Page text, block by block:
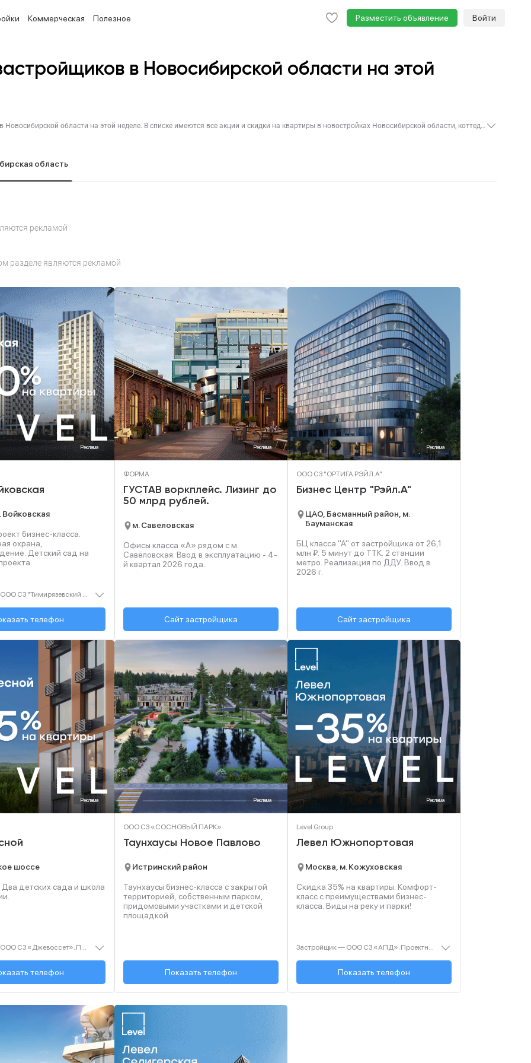
Коммерческая Полезное Разместить объявление Войти
в Новосибирской области на этой
На этой странице подобраны лучшие предложения от застройщиков Новосибирской области на этой неделе. В списке имеются все акции и скидки на квартиры в новостройках Новосибирской области, коттеджи, апартаменты и таунхаусы. Рекомендуем обратить внимание на специальные оранжевые триггеры, которые подчеркивают основные преимущества новостройки, например праздничные или сезонные акции, подарки, выгодную локацию. Если у вас возникли сложности при поиске объекта, звоните или закажите звонок, и мы совершенно бесплатно проконсультируем вас по выбору жилого комплекса.
область
рекламой
разделе являются рекламой
Реклама
Войковская
бизнес-класса.
охрана,
сад на
Застройщик — ООО СЗ "Тимирязевский парк". Проектная декларация — наш.дом.рф. Акция до 31.08.2026. Не оферта. Подробности — level.ru
(495) 137-47-...
телефон
Реклама
ФОРМА
ГУСТАВ воркплейс. Лизинг до
50 млрд рублей.
м. Савеловская
Офисы класса «А» рядом с м.
Савёловская. Ввод в эксплуатацию - 4-
й квартал 2026 года.
Сайт застройщика
Реклама
ООО СЗ "ОРТИГА РЭЙЛ.А"
Бизнес Центр "Рэйл.А"
ЦАО, Басманный район, м.
Бауманская
БЦ класса "А" от застройщика от 26,1
млн ₽. 5 минут до ТТК. 2 станции
метро. Реализация по ДДУ. Ввод в
2026 г.
Сайт застройщика
Реклама
шоссе
детских сада и школа
Застройщик — ООО СЗ «Джевоссет». Проектная декларация — наш.дом.рф. Акция до 28.02.2026. Не оферта. Подробности — Level.ru
(495) 461-27-...
телефон
Реклама
ООО СЗ «СОСНОВЫЙ ПАРК»
Таунхаусы Новое Павлово
Истринский район
Таунхаусы бизнес-класса с закрытой
территорией, собственным парком,
придомовыми участками и детской
площадкой
+7 (495) 134-64-...
Показать телефон
Реклама
Level Group
Левел Южнопортовая
Москва, м. Кожуховская
Скидка 35% на квартиры. Комфорт-
класс с преимуществами бизнес-
класса. Виды на реку и парки!
Застройщик — ООО СЗ «АПД». Проектная декларация — наш.дом.рф. Акция до 28.02.2026. Не оферта. Подробности — Level.ru
+7 (495) 236-91-...
Показать телефон